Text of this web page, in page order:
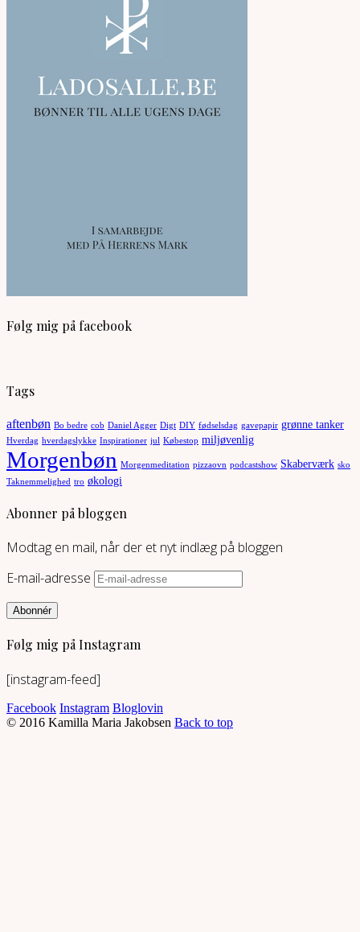
Følg mig på facebook
Tags
aftenbøn Bo bedre cob Daniel Agger Digt DIY fødselsdag gavepapir grønne tanker
Hverdag hverdagslykke Inspirationer jul Købestop miljøvenlig
Morgenbøn Morgenmeditation pizzaovn podcastshow Skaberværk sko
Taknemmelighed tro økologi
Abonner på bloggen
Modtag en mail, når der et nyt indlæg på bloggen
E-mail-adresse
Abonnér
Følg mig på Instagram
[instagram-feed]
Facebook Instagram Bloglovin
© 2016 Kamilla Maria Jakobsen Back to top